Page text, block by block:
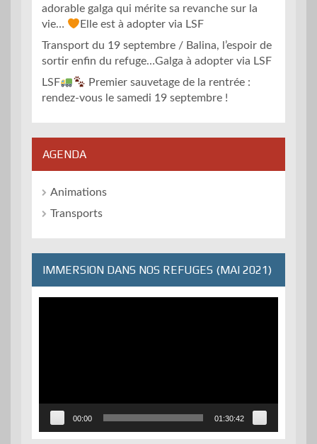
adorable galga qui mérite sa revanche sur la
vie…
Elle est à adopter via LSF
Transport du 19 septembre / Balina, l’espoir de
sortir enfin du refuge…Galga à adopter via LSF
LSF
Premier sauvetage de la rentrée :
rendez-vous le samedi 19 septembre !
AGENDA
Animations
Transports
IMMERSION DANS NOS REFUGES (MAI 2021)
00:00 01:30:42